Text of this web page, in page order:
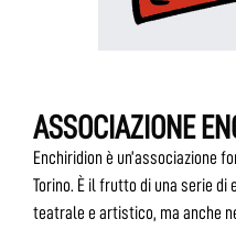
ASSOCIAZIONE
Enchiridion è un’associazione
Torino. È il frutto di una serie
teatrale e artistico, ma anche